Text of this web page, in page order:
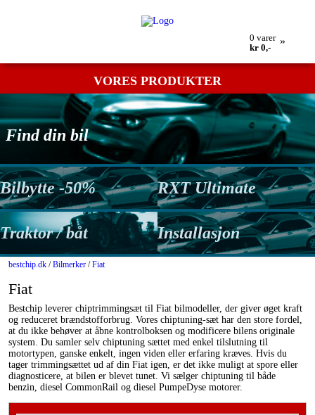
0 varer
kr 0,-
»
VORES PRODUKTER
Find din bil
Bilbytte -50% RXT Ultimate
Traktor / båt Installasjon
bestchip.dk /Bilmerker /Fiat
Fiat
Bestchip leverer chiptrimmingsæt til Fiat bilmodeller, der giver øget kraft
og reduceret brændstofforbrug. Vores chiptuning-sæt har den store fordel,
at du ikke behøver at åbne kontrolboksen og modificere bilens originale
system. Du samler selv chiptuning sættet med enkel tilslutning til
motortypen, ganske enkelt, ingen viden eller erfaring kræves. Hvis du
tager trimmingsættet ud af din Fiat igen, er det ikke muligt at spore eller
diagnosticere, at bilen er blevet tunet. Vi sælger chiptuning til både
benzin, diesel CommonRail og diesel PumpeDyse motorer.